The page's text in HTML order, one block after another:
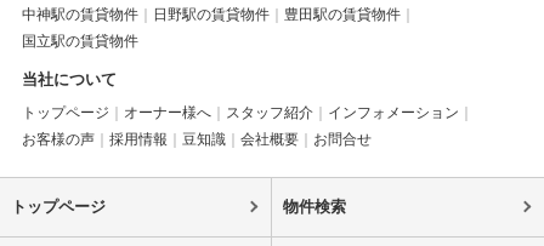
中神駅の賃貸物件
日野駅の賃貸物件
豊田駅の賃貸物件
国立駅の賃貸物件
当社について
トップページ オーナー様へ スタッフ紹介
インフォメーション
お客様の声
採用情報 豆知識 会社概要 お問合せ
トップページ 物件検索